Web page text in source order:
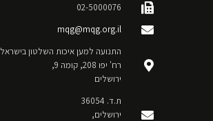
02-5000076
mqg@mqg.org.il
התנועה למען איכות השלטון בישראל
רח' יפו 208, קומה 9,
ירושלים
ת.ד. 36054
ירושלים,